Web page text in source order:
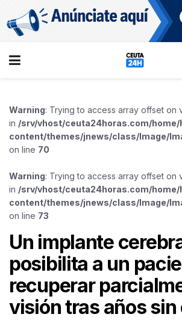
Warning: Trying to access array offset on
in /srv/vhost/ceuta24horas.com/
content/themes/jnews/class/Image/
on line 70
Warning: Trying to access array offset on
in /srv/vhost/ceuta24horas.com/
content/themes/jnews/class/Image/
on line 73
Un implante
posibilita a un
recuperar
visión tras años sin